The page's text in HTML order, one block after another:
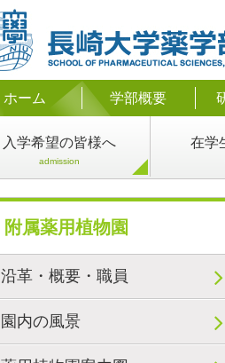
ホーム 学部概要
入学希望の皆様へ
admission
在学
附属薬用植物園
沿革・概要・職員
園内の風景